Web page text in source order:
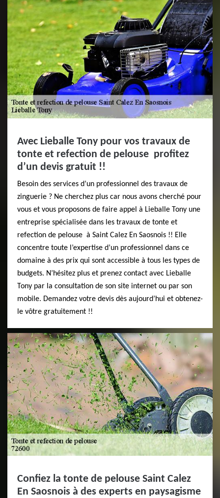
Avec Lieballe Tony pour vos travaux de
tonte et refection de pelouse profitez
d’un devis gratuit !!
Besoin des services d’un professionnel des travaux de
zinguerie ? Ne cherchez plus car nous avons cherché pour
vous et vous proposons de faire appel à Lieballe Tony une
entreprise spécialisée dans les travaux de tonte et
refection de pelouse à Saint Calez En Saosnois !! Elle
concentre toute l’expertise d’un professionnel dans ce
domaine à des prix qui sont accessible à tous les types de
budgets. N’hésitez plus et prenez contact avec Lieballe
Tony par la consultation de son site internet ou par son
mobile. Demandez votre devis dès aujourd’hui et obtenez-
le vôtre gratuitement !!
Confiez la tonte de pelouse Saint Calez
En Saosnois à des experts en paysagisme